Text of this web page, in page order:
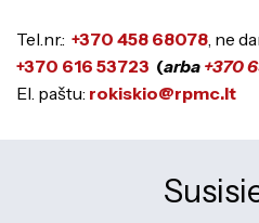
Tel.nr.: +370 458 68078, ne
+370 616 53723 (arba +370
El. paštu: rokiskio@rpmc.lt